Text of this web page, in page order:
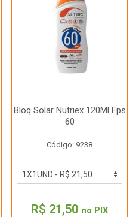
Bloq Solar Nutriex 120Ml Fps
60
Código: 9238
R$ 21,50 no PIX